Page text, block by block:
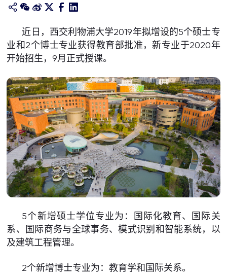
关于我们
近日，西交利物浦大学2019年拟增设的5个硕士专
业和2个博士专业获得教育部批准，新专业于2020年
开始招生，9月正式授课。
5个新增硕士学位专业为：国际化教育、国际关
系、国际商务与全球事务、模式识别和智能系统，以
及建筑工程管理。
2个新增博士专业为：教育学和国际关系。